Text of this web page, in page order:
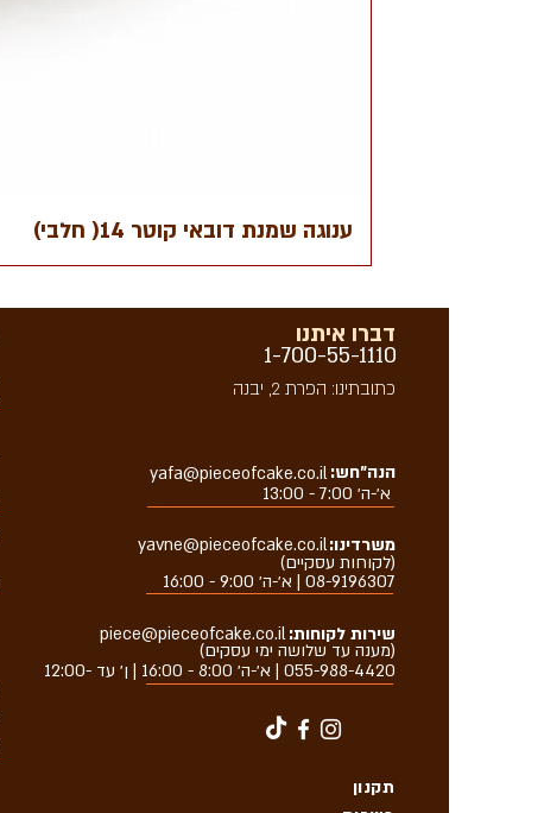
ענוגה שמנת דובאי קוטר 14( חלבי)
דברו איתנו
כתובתינו: הפרת 2, יבנה
1-700-55-1110
הנה״חש:yafa@pieceofcake.co.il
א׳-ה׳ 7:00 - 13:00
(לקוחות עסקיים)
משרדינו:yavne@pieceofcake.co.il
08-9196307 | א׳-ה׳ 9:00 - 16:00
שירות לקוחות:piece@pieceofcake.co.il
055-988-4420| א׳-ה׳ 8:00 - 16:00 | ן׳ עד -12:00
(מענה עד שלושה ימי עסקים)
תקנון